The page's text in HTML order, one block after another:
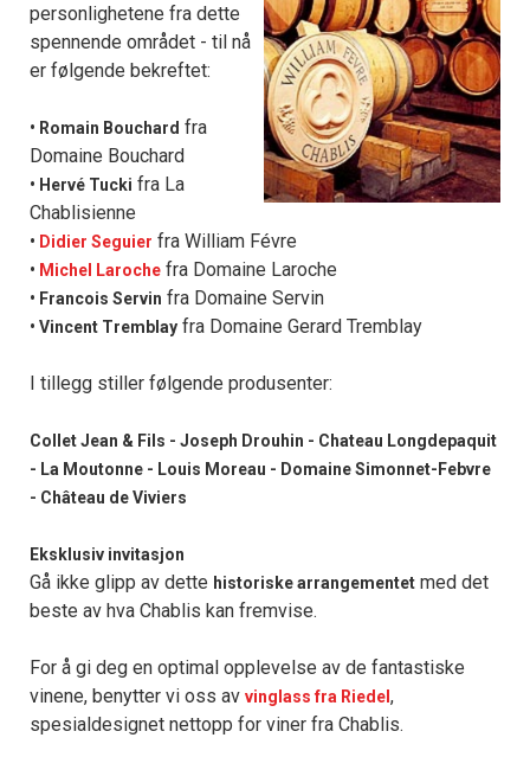
personlighetene fra dette
spennende området - til nå
er følgende bekreftet:
• Romain Bouchard fra
Domaine Bouchard
• Hervé Tucki fra La
Chablisienne
• Didier Seguier fra William Févre
• Michel Laroche fra Domaine Laroche
• Francois Servin fra Domaine Servin
• Vincent Tremblay fra Domaine Gerard Tremblay
I tillegg stiller følgende produsenter:
Collet Jean & Fils - Joseph Drouhin - Chateau Longdepaquit
- La Moutonne - Louis Moreau - Domaine Simonnet-Febvre
- Château de Viviers
Eksklusiv invitasjon
Gå ikke glipp av dette historiske arrangementet med det
beste av hva Chablis kan fremvise.
For å gi deg en optimal opplevelse av de fantastiske
vinene, benytter vi oss av vinglass fra Riedel ,
spesialdesignet nettopp for viner fra Chablis.